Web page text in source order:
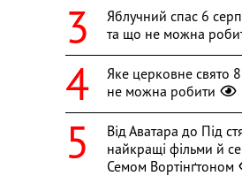
Яблучний спас 6
та що не можна
Яке церковне свято
не можна робити
Від Аватара до Під
найкращі фільми й
Семом Вортінґтоном